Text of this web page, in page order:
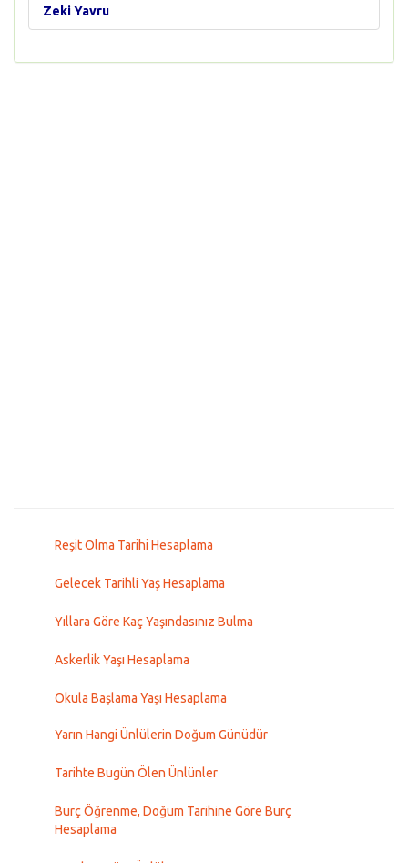
Zeki Yavru
Reşit Olma Tarihi Hesaplama
Gelecek Tarihli Yaş Hesaplama
Yıllara Göre Kaç Yaşındasınız Bulma
Askerlik Yaşı Hesaplama
Okula Başlama Yaşı Hesaplama
Yarın Hangi Ünlülerin Doğum Günüdür
Tarihte Bugün Ölen Ünlünler
Burç Öğrenme, Doğum Tarihine Göre Burç
Hesaplama